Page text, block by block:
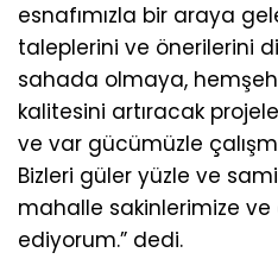
esnafımızla bir araya
taleplerini ve önerilerini
sahada olmaya,
kalitesini artıracak
ve var gücümüzle
Bizleri güler yüzle ve
mahalle sakinlerimize ve
ediyorum.” dedi.